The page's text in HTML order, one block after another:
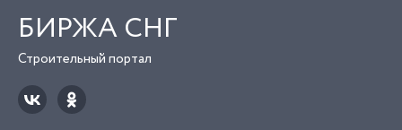
БИРЖА СНГ
Строительный портал